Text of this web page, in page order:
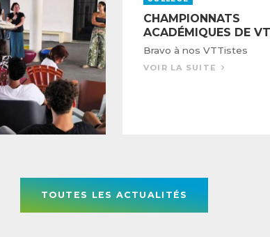
CHAMPIONNATS
ACADÉMIQUES DE
Bravo à nos VTTistes
VOIR LA SUITE
TOUTES LES ACTUALITÉS